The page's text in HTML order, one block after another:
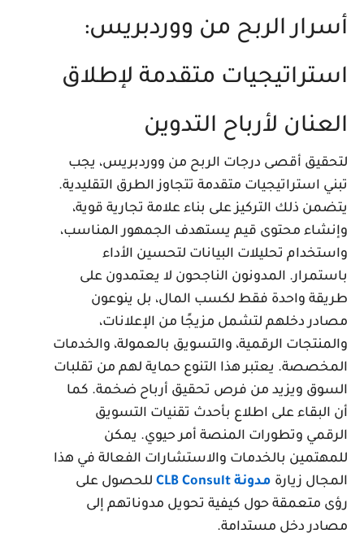
الربح من ووردبريس:
متقدمة لإطلاق
لأرباح التدوين
أقصى درجات الربح من ووردبريس، يجب
استراتيجيات متقدمة تتجاوز الطرق التقليدية.
ذلك التركيز على بناء علامة تجارية قوية،
محتوى قيم يستهدف الجمهور المناسب،
تحليلات البيانات لتحسين الأداء
المدونون الناجحون لا يعتمدون على
واحدة فقط لكسب المال، بل ينوعون
دخلهم لتشمل مزيجًا من الإعلانات،
الرقمية، والتسويق بالعمولة، والخدمات
يعتبر هذا التنوع حماية لهم من تقلبات
ويزيد من فرص تحقيق أرباح ضخمة. كما
البقاء على اطلاع بأحدث تقنيات التسويق
وتطورات المنصة أمر حيوي. يمكن
بالخدمات والاستشارات الفعالة في هذا
زيارةمدونة CLB Consult
للحصول على
متعمقة حول كيفية تحويل مدوناتهم إلى
دخل مستدامة.